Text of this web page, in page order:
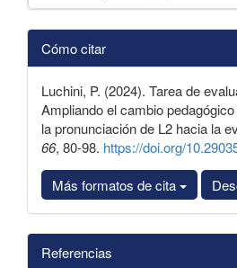
Detalles
del
artículo
Cómo citar
Luchini, P. (2024). Tarea de
Ampliando el cambio
la pronunciación de L2 hacia la
66, 80-98. https://doi.org/
Más formatos de cita
Referencias